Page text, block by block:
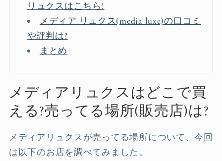
リュクスはこちら!
メディア リュクス(media luxe)の口コミ
や評判は?
まとめ
メディアリュクスはどこで買
える?売ってる場所(販売店)は?
メディアリュクスが売ってる場所について、今回
は以下のお店を調べてみました。